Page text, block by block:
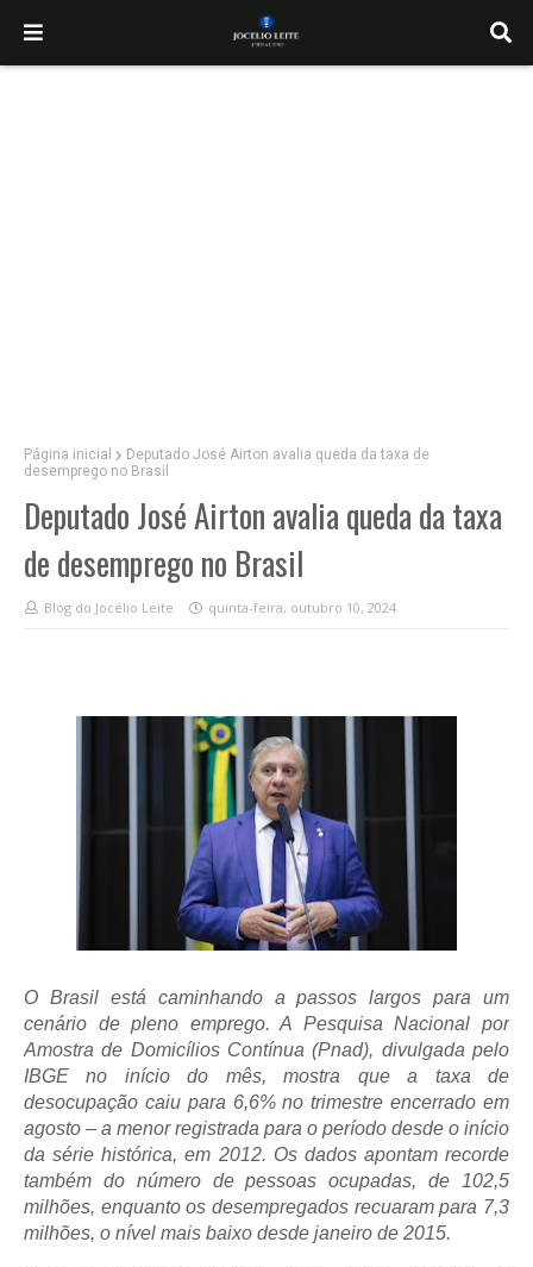
Página inicial
Deputado José Airton avalia queda da taxa de
desemprego no Brasil
Deputado José Airton avalia queda da taxa
de desemprego no Brasil
Blog do Jocélio Leite quinta-feira, outubro 10, 2024
O Brasil está caminhando a passos largos para um
cenário de pleno emprego. A Pesquisa Nacional por
Amostra de Domicílios Contínua (Pnad), divulgada pelo
IBGE no início do mês, mostra que a taxa de
desocupação caiu para 6,6% no trimestre encerrado em
agosto – a menor registrada para o período desde o início
da série histórica, em 2012. Os dados apontam recorde
também do número de pessoas ocupadas, de 102,5
milhões, enquanto os desempregados recuaram para 7,3
milhões, o nível mais baixo desde janeiro de 2015.